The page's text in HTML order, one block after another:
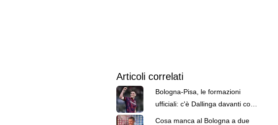
Articoli correlati
Bologna-Pisa, le formazioni
ufficiali: c'è Dallinga davanti con
Cosa manca al Bologna a due